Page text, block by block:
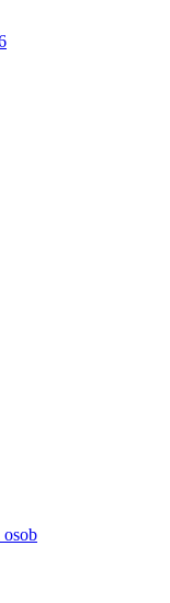
osob